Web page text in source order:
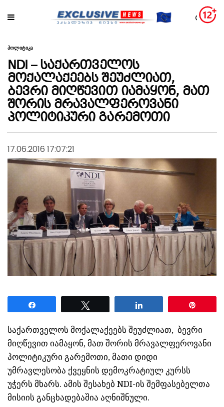
პოლიტიკა
NDI – საქართველოს
მოქალაქეებს შეუძლიათ,
ბევრი მიღწევით იამაყონ, მათ
შორის მრავალფეროვანი
პოლიტიკური გარემოთი
17.06.2016 17:07:21
საქართველოს მოქალაქეებს შეუძლიათ, ბევრი
მიღწევით იამაყონ, მათ შორის მრავალფეროვანი
პოლიტიკური გარემოთი, მათი დიდი
უმრავლესობა ქვეყნის დემოკრატიულ კურსს
უჭერს მხარს. ამის შესახებ NDI-ის შემფასებელთა
მისიის განცხადებაშია აღნიშნული.